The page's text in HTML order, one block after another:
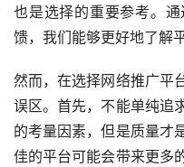
也是选择的重要参考。
馈，我们能够更好地了解
然而，在选择网络推广平
误区。首先，不能单纯追
的考量因素，但是质量才
佳的平台可能会带来更多